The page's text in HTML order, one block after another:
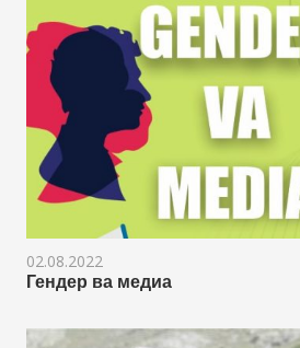
02.08.2022
Гендер ва медиа